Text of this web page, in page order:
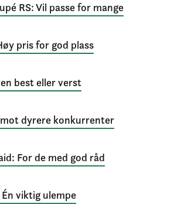
RS: Vil passe for mange
pris for god plass
best eller verst
mot dyrere konkurrenter
For de med god råd
viktig ulempe